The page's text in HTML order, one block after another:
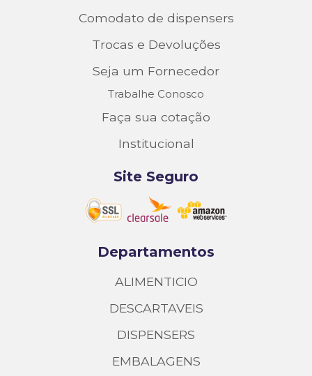
Comodato de dispensers
Trocas e Devoluções
Seja um Fornecedor
Trabalhe Conosco
Faça sua cotação
Institucional
Site Seguro
Departamentos
ALIMENTICIO
DESCARTAVEIS
DISPENSERS
EMBALAGENS